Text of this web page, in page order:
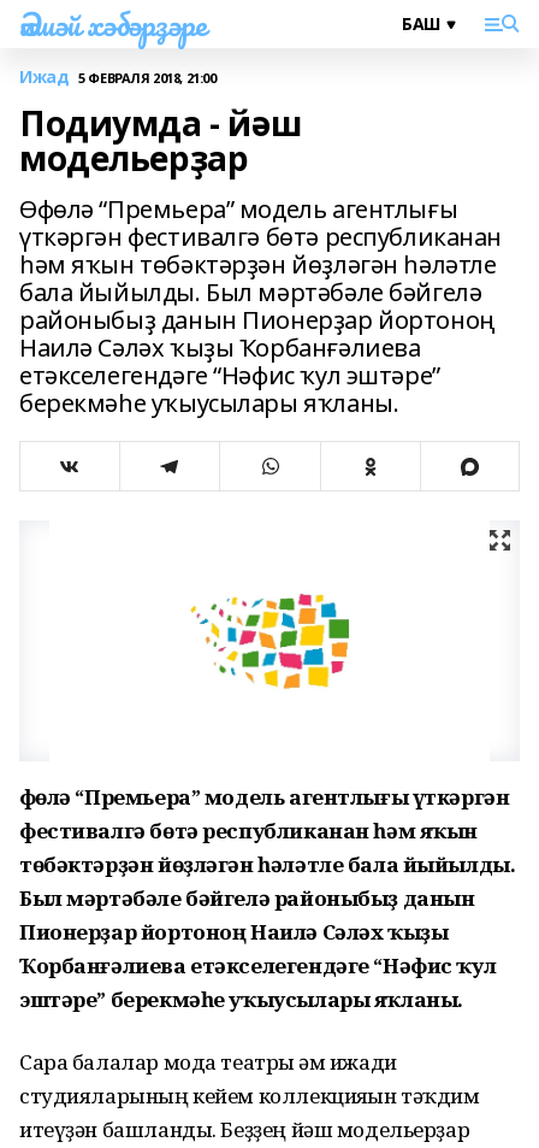
Әлшәй хәбәрҙәре
Ижад 5 ФЕВРАЛЯ 2018, 21:00
Подиумда - йәш
модельерҙар
Өфөлә “Премьера” модель агентлығы
үткәргән фестивалгә бөтә республиканан
һәм яҡын төбәктәрҙән йөҙләгән һәләтле
бала йыйылды. Был мәртәбәле бәйгелә
районыбыҙ данын Пионерҙар йортоноң
Наилә Сәләх ҡыҙы Ҡорбанғәлиева
етәкселегендәге “Нәфис ҡул эштәре”
берекмәһе уҡыусылары яҡланы.
Өфөлә “Премьера” модель агентлығы үткәргән
фестивалгә бөтә республиканан һәм яҡын
төбәктәрҙән йөҙләгән һәләтле бала йыйылды.
Был мәртәбәле бәйгелә районыбыҙ данын
Пионерҙар йортоноң Наилә Сәләх ҡыҙы
Ҡорбанғәлиева етәкселегендәге “Нәфис ҡул
эштәре” берекмәһе уҡыусылары яҡланы.
Сара балалар мода театры һәм ижади
студияларының кейем коллекцияһын тәҡдим
итеүҙән башланды. Беҙҙең йәш модельерҙар